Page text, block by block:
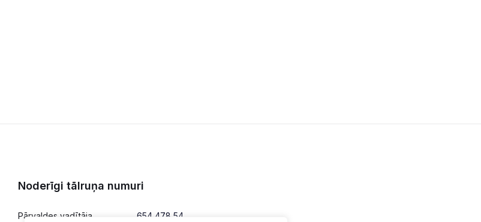
Noderīgi tālruņa numuri
Pārvaldes vadītāja 654 478 54